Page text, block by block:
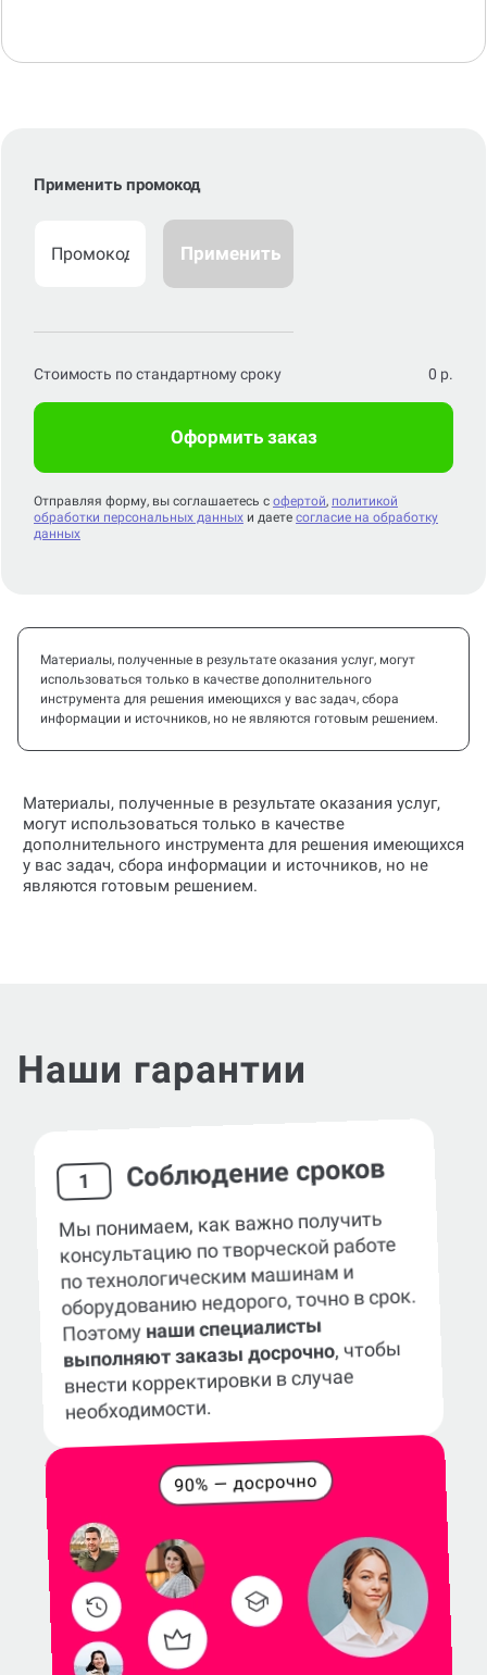
Применить промокод
Применить
Стоимость по стандартному сроку 0 р.
Оформить заказ
Отправляя форму, вы соглашаетесь с офертой, политикой
обработки персональных данных и даете согласие на обработку
данных
Материалы, полученные в результате оказания услуг, могут
использоваться только в качестве дополнительного
инструмента для решения имеющихся у вас задач, сбора
информации и источников, но не являются готовым решением.
Материалы, полученные в результате оказания услуг,
могут использоваться только в качестве
дополнительного инструмента для решения имеющихся
у вас задач, сбора информации и источников, но не
являются готовым решением.
Наши гарантии
1 Соблюдение сроков
Мы понимаем, как важно получить
консультацию по творческой работе
по технологическим машинам и
оборудованию недорого, точно в срок.
Поэтому наши специалисты
выполняют заказы досрочно, чтобы
внести корректировки в случае
необходимости.